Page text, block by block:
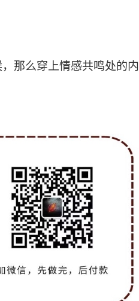
那么穿上情感共鸣处的内